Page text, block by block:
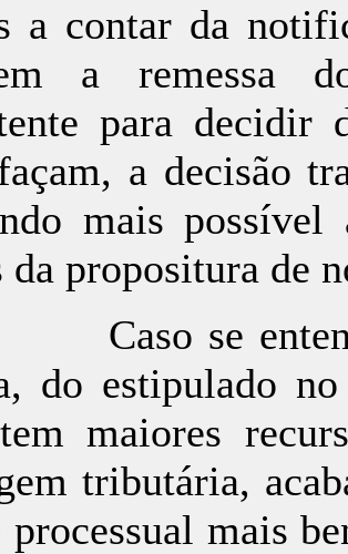
a contar da
a remessa
para decidir
a decisão
mais
da propositura de
Caso se
do estipulado
maiores
tributária,
processual mais